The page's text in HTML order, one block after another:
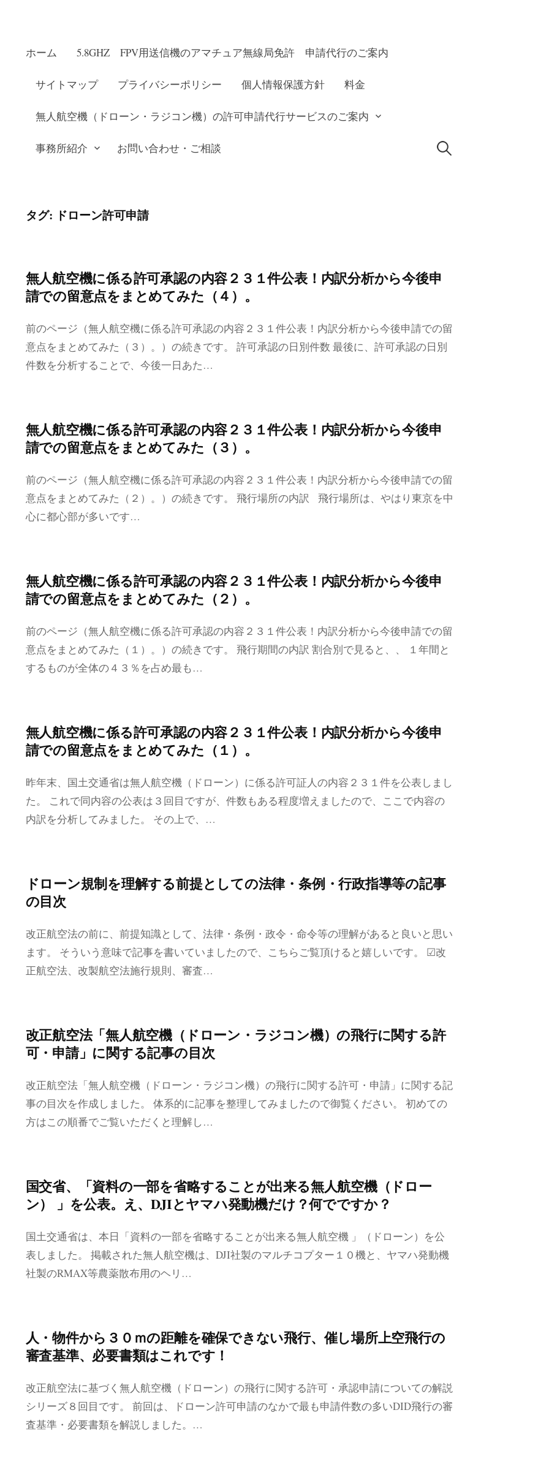
ホーム 5.8GHZ FPV用送信機のアマチュア無線局免許 申請代行のご案内
サイトマップ プライバシーポリシー 個人情報保護方針 料金
無人航空機（ドローン・ラジコン機）の許可申請代行サービスのご案内
事務所紹介 お問い合わせ・ご相談 検
タグ: ドローン許可申請
無人航空機に係る許可承認の内容２３１件公表！内訳分析から今後申
請での留意点をまとめてみた（４）。
前のページ（無人航空機に係る許可承認の内容２３１件公表！内訳分析から今後申請での留
意点をまとめてみた（３）。）の続きです。 許可承認の日別件数 最後に、許可承認の日別
件数を分析することで、今後一日あた…
無人航空機に係る許可承認の内容２３１件公表！内訳分析から今後申
請での留意点をまとめてみた（３）。
前のページ（無人航空機に係る許可承認の内容２３１件公表！内訳分析から今後申請での留
意点をまとめてみた（２）。）の続きです。 飛行場所の内訳 飛行場所は、やはり東京を中
心に都心部が多いです…
無人航空機に係る許可承認の内容２３１件公表！内訳分析から今後申
請での留意点をまとめてみた（２）。
前のページ（無人航空機に係る許可承認の内容２３１件公表！内訳分析から今後申請での留
意点をまとめてみた（１）。）の続きです。 飛行期間の内訳 割合別で見ると、、 １年間と
するものが全体の４３％を占め最も…
無人航空機に係る許可承認の内容２３１件公表！内訳分析から今後申
請での留意点をまとめてみた（１）。
昨年末、国土交通省は無人航空機（ドローン）に係る許可証人の内容２３１件を公表しまし
た。 これで同内容の公表は３回目ですが、件数もある程度増えましたので、ここで内容の
内訳を分析してみました。 その上で、…
ドローン規制を理解する前提としての法律・条例・行政指導等の記事
の目次
改正航空法の前に、前提知識として、法律・条例・政令・命令等の理解があると良いと思い
ます。 そういう意味で記事を書いていましたので、こちらご覧頂けると嬉しいです。 ☑改
正航空法、改製航空法施行規則、審査…
改正航空法「無人航空機（ドローン・ラジコン機）の飛行に関する許
可・申請」に関する記事の目次
改正航空法「無人航空機（ドローン・ラジコン機）の飛行に関する許可・申請」に関する記
事の目次を作成しました。 体系的に記事を整理してみましたので御覧ください。 初めての
方はこの順番でご覧いただくと理解し…
国交省、「資料の一部を省略することが出来る無人航空機（ドロー
ン） 」を公表。え、DJIとヤマハ発動機だけ？何でですか？
国土交通省は、本日「資料の一部を省略することが出来る無人航空機 」（ドローン）を公
表しました。 掲載された無人航空機は、DJI社製のマルチコプター１０機と、ヤマハ発動機
社製のRMAX等農薬散布用のヘリ…
人・物件から３０ｍの距離を確保できない飛行、催し場所上空飛行の
審査基準、必要書類はこれです！
改正航空法に基づく無人航空機（ドローン）の飛行に関する許可・承認申請についての解説
シリーズ８回目です。 前回は、ドローン許可申請のなかで最も申請件数の多いDID飛行の審
査基準・必要書類を解説しました。…